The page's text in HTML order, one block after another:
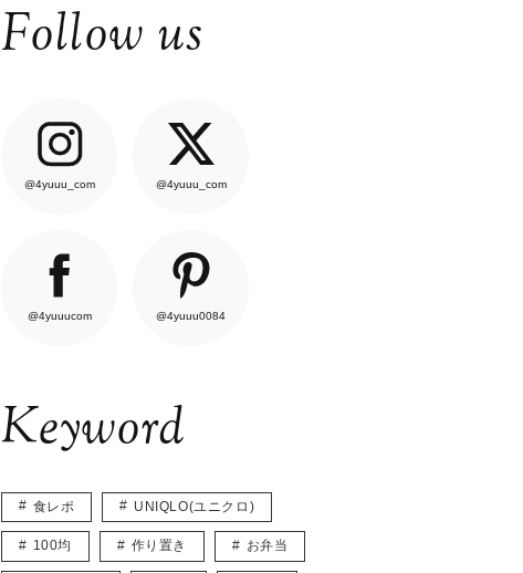
Follow us
@4yuuu_com @4yuuu_com
@4yuuucom @4yuuu0084
Keyword
食レポ UNIQLO(ユニクロ)
100均 作り置き お弁当